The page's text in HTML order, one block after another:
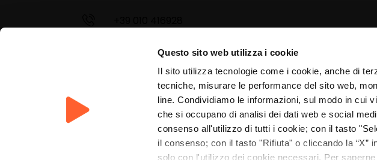
Questo sito web utilizza i cookie
Il sito utilizza tecnologie come i cookie, anche di
tecniche, misurare le performance del sito web,
line. Condividiamo le informazioni, sul modo in cui
che si occupano di analisi dei dati web e social
consenso all'utilizzo di tutti i cookie; con il tasto
il consenso; con il tasto "Rifiuta" o cliccando la “X”
solo con l'utilizzo dei cookie necessari. Per
+ 355 68 320 4284
Reg. Imprese Genova n°
01825520990
Cap. soc. 8200€
interamente versato (i.v)